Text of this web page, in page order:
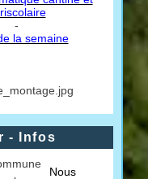
-
la semaine
- Infos
Nous